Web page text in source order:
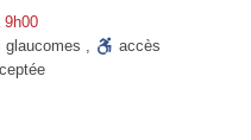
9h00
glaucomes ,
accès